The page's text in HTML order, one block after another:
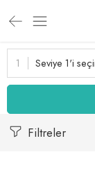
Seviye 1'i
Filtreler